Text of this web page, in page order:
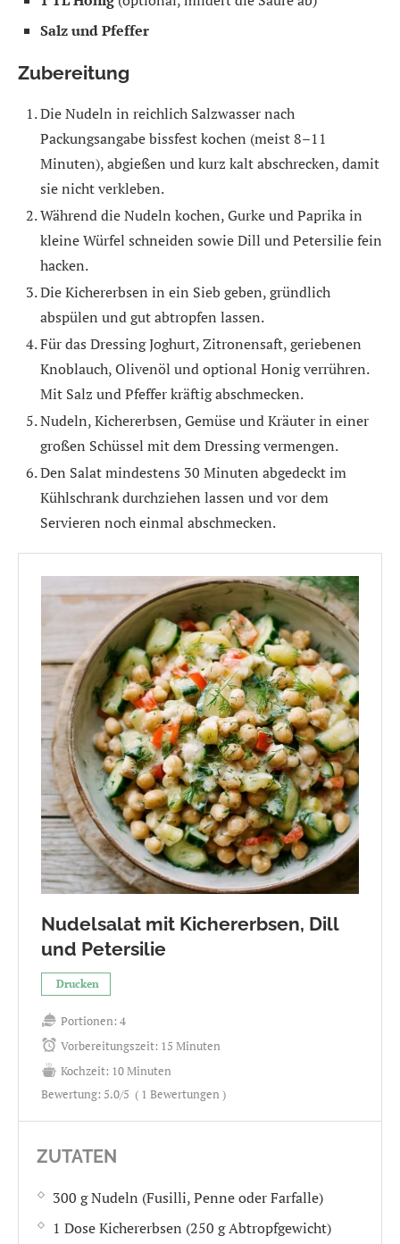
Salz und Pfeffer
Zubereitung
Die Nudeln in reichlich Salzwasser nach
Packungsangabe bissfest kochen (meist 8–11
Minuten), abgießen und kurz kalt abschrecken, damit
sie nicht verkleben.
Während die Nudeln kochen, Gurke und Paprika in
kleine Würfel schneiden sowie Dill und Petersilie fein
hacken.
Die Kichererbsen in ein Sieb geben, gründlich
abspülen und gut abtropfen lassen.
Für das Dressing Joghurt, Zitronensaft, geriebenen
Knoblauch, Olivenöl und optional Honig verrühren.
Mit Salz und Pfeffer kräftig abschmecken.
Nudeln, Kichererbsen, Gemüse und Kräuter in einer
großen Schüssel mit dem Dressing vermengen.
Den Salat mindestens 30 Minuten abgedeckt im
Kühlschrank durchziehen lassen und vor dem
Servieren noch einmal abschmecken.
Nudelsalat mit Kichererbsen, Dill
und Petersilie
Drucken
Portionen: 4
Vorbereitungszeit: 15 Minuten
Kochzeit: 10 Minuten
Bewertung: 5.0/5 ( 1 Bewertungen )
ZUTATEN
300 g Nudeln (Fusilli, Penne oder Farfalle)
1 Dose Kichererbsen (250 g Abtropfgewicht)